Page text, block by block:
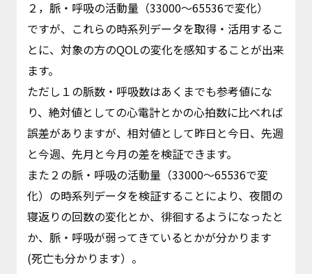
２，脈・呼吸の活動量（33000～65536で変化）
ですが、これらの時系列データを取得・活用するこ
とに、対象の方のQOLの変化を感知することが出来
ます。
ただし１の脈数・呼吸数はあくまでも参考値にな
り、絶対値としての心電計とかの心拍数に比べれば
誤差がありますが、相対値として昨日と今日、先週
と今週、先月と今月の差を検証できます。
また２の脈・呼吸の活動量（33000～65536で変
化）の時系列データを検証することにより、夜間の
寝返りの回数の変化とか、徘徊するようになったと
か、脈・呼吸が弱ってきているとかが分かります
(死亡も分かります）。